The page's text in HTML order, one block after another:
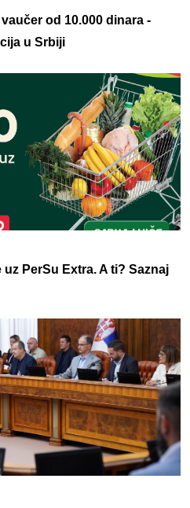
od 10.000 dinara -
u Srbiji
PerSu Extra. A ti? Saznaj